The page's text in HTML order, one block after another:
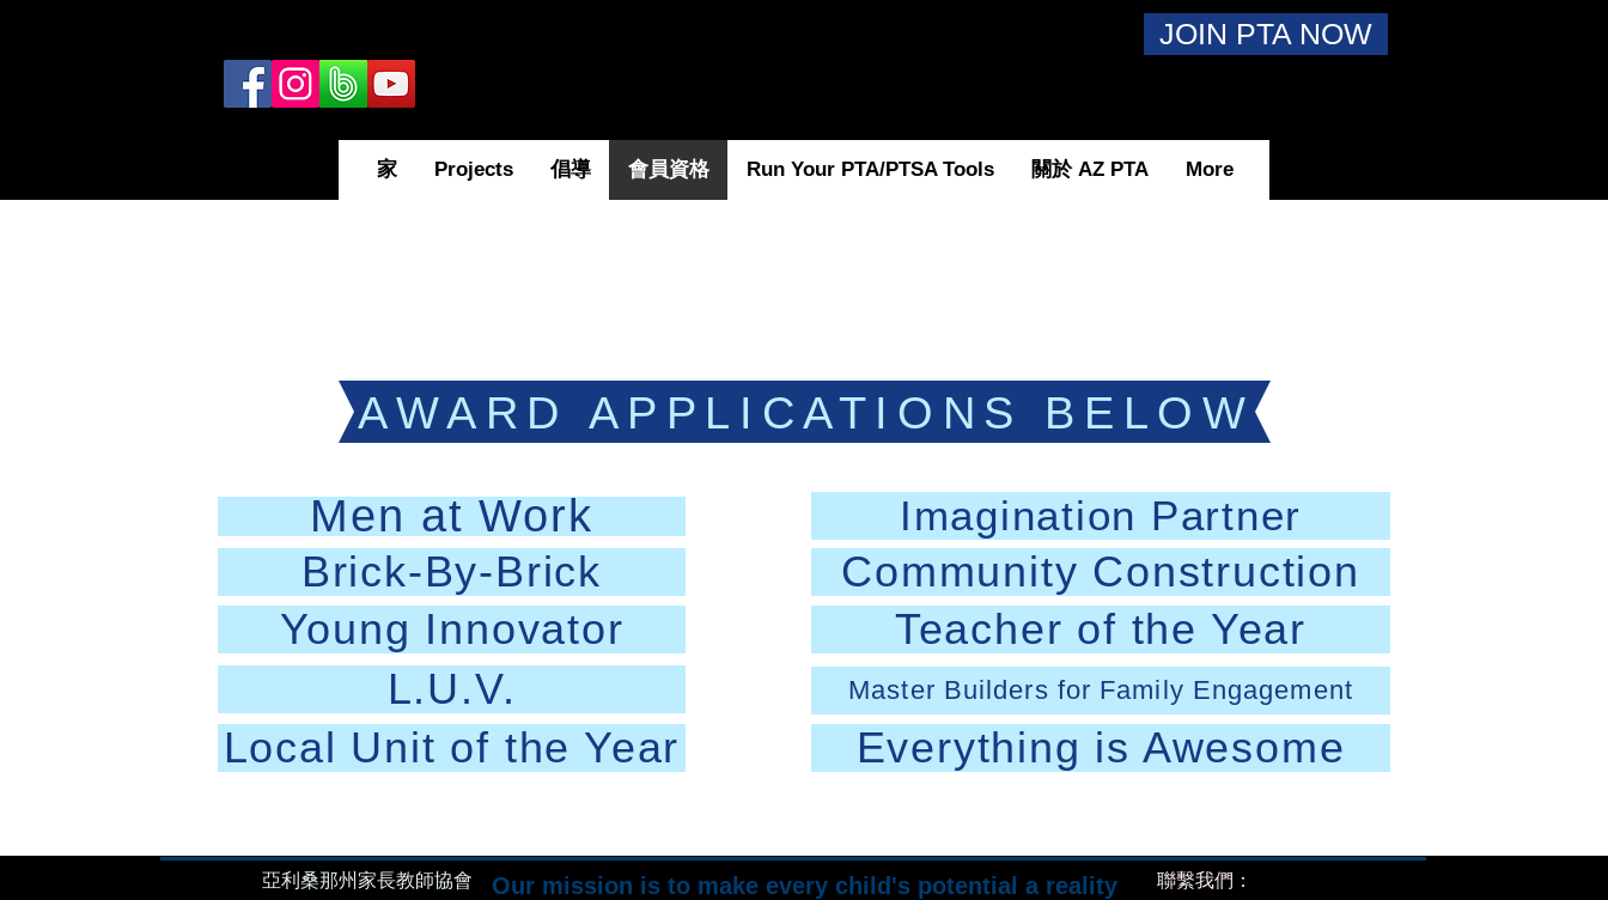
JOIN PTA NOW
家 Projects 倡導 會員資格 Run Your PTA/PTSA Tools 關於 AZ PTA More
AWARD APPLICATIONS BELOW
Men at Work
Brick-By-Brick
Young Innovator
L.U.V.
Local Unit of the Year
Imagination Partner
Community Construction
Teacher of the Year
Master Builders for Family Engagement
Everything is Awesome
亞利桑那州家長教師協會
Our mission is to make every child's potential a reality
聯繫我們：